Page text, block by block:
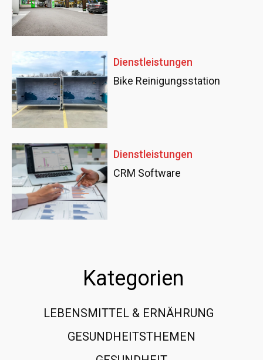
Dienstleistungen
Bike Reinigungsstation
Dienstleistungen
CRM Software
Kategorien
LEBENSMITTEL & ERNÄHRUNG
GESUNDHEITSTHEMEN